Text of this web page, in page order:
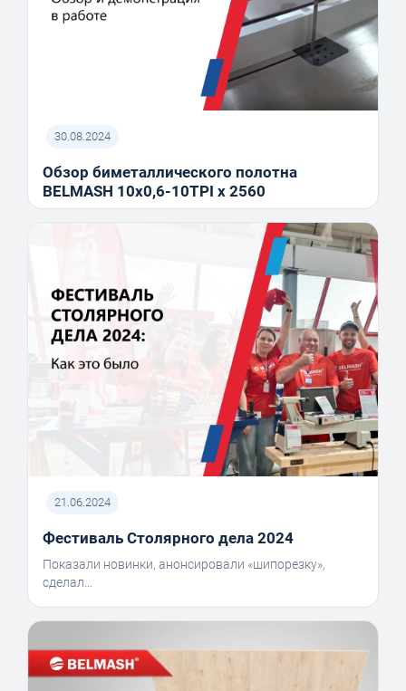
30.08.2024
Обзор биметаллического полотна
BELMASH 10x0,6-10TPI x 2560
21.06.2024
Фестиваль Столярного дела 2024
Показали новинки, анонсировали «шипорезку»,
сделал...